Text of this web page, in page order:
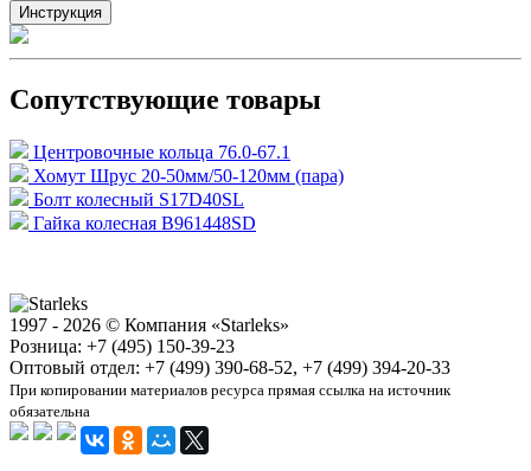
Инструкция
Сопутствующие товары
Центровочные кольца 76.0-67.1
Хомут Шрус 20-50мм/50-120мм (пара)
Болт колесный S17D40SL
Гайка колесная B961448SD
1997 - 2026 © Компания «Starleks»
Розница: +7 (495) 150-39-23
Оптовый отдел: +7 (499) 390-68-52, +7 (499) 394-20-33
При копировании материалов ресурса прямая ссылка на источник
обязательна